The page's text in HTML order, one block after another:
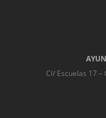
Cl/ Escuelas 17 –